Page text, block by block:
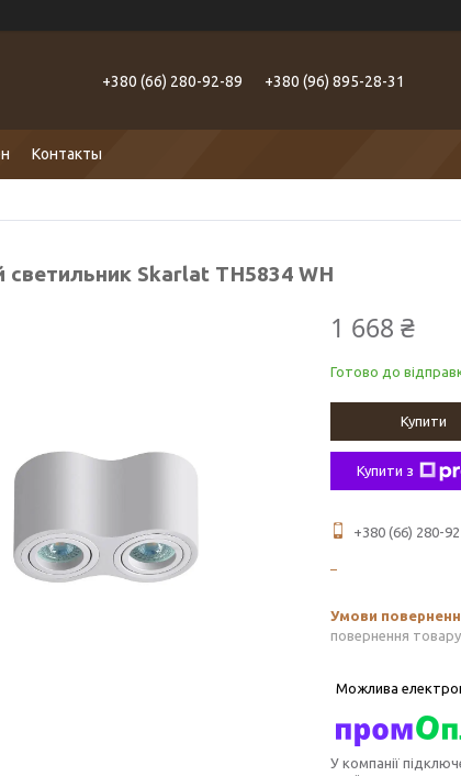
+380 (66) 280-92-89 +380 (96) 895-28-31
Контакты
светильник Skarlat TH5834 WH
1 668 ₴
Готово до
Купити
Купити з
+380 (66) 280-
повернення
У компанії